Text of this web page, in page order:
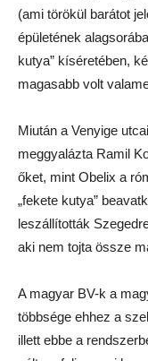
(ami törökül barátot
épületének
kutya” kíséretében,
magasabb volt
Miután a Venyige
meggyalázta Ramil
őket, mint Obelix a
„fekete kutya”
leszállították
aki nem tojta össze
A magyar BV-k a
többsége ehhez a
illett ebbe a